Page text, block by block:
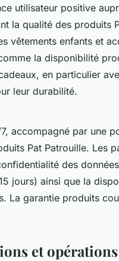
utilisateur positive
la qualité des produits
vêtements enfants et
la disponibilité
en particulier
leur durabilité.
accompagné par une
Pat Patrouille. Les
des
jours) ainsi que la
La garantie produits
et